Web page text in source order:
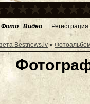
Фото Видео | Регистрация
Bestnews.lv»